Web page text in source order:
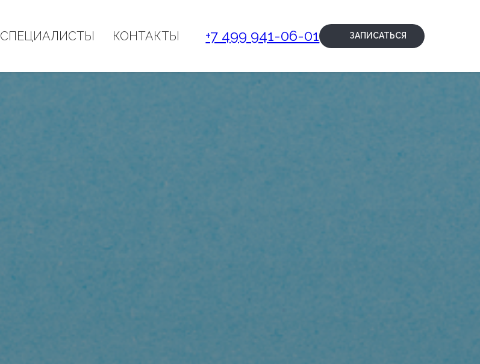
СПЕЦИАЛИСТЫ КОНТАКТЫ +7 499 941-06-01 ЗАПИСАТЬСЯ